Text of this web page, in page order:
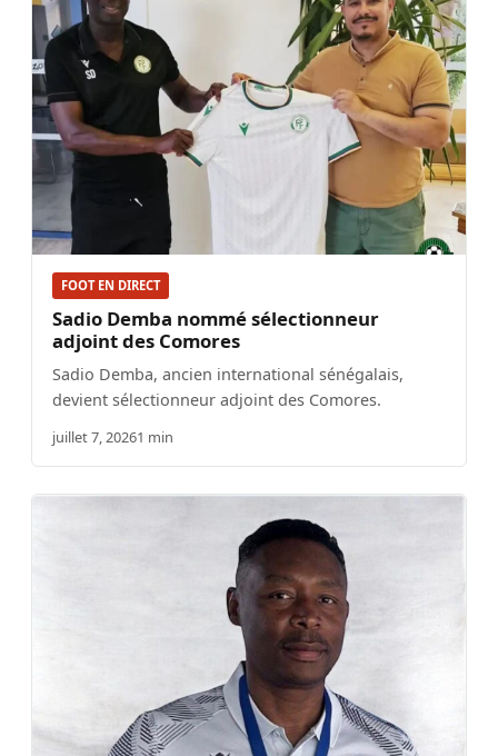
FOOT EN DIRECT
Sadio Demba nommé sélectionneur
adjoint des Comores
Sadio Demba, ancien international sénégalais,
devient sélectionneur adjoint des Comores.
juillet 7, 20261 min